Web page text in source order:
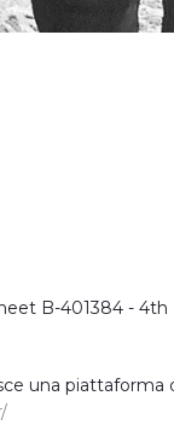
B-401384 - 4th
una